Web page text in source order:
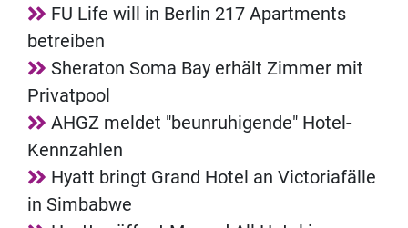
FU Life will in Berlin 217 Apartments
betreiben
Sheraton Soma Bay erhält Zimmer mit
Privatpool
AHGZ meldet "beunruhigende" Hotel-
Kennzahlen
Hyatt bringt Grand Hotel an Victoriafälle
in Simbabwe